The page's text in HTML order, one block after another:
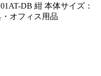
DB 紺 本体サイズ：
・オフィス用品